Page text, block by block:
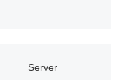
Server